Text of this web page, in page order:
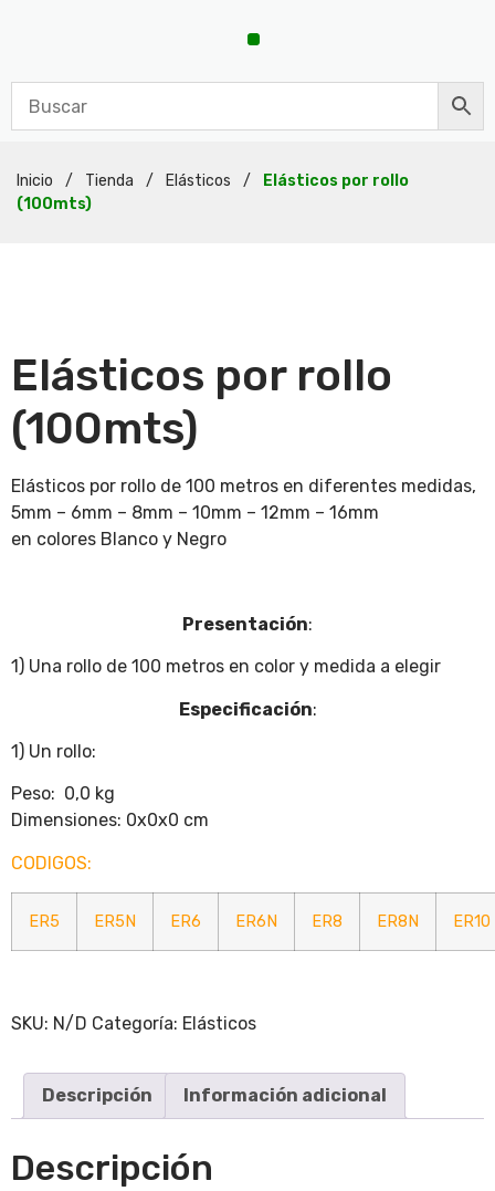
Inicio / Tienda / Elásticos /
Elásticos por rollo
(100mts)
Elásticos por rollo
(100mts)
Elásticos por rollo de 100 metros en diferentes medidas,
5mm – 6mm – 8mm – 10mm – 12mm – 16mm
en colores Blanco y Negro
Presentación:
1) Una rollo de 100 metros en color y medida a elegir
Especificación:
1) Un rollo:
Peso: 0,0 kg
Dimensiones: 0x0x0 cm
CODIGOS:
ER5 ER5N ER6 ER6N ER8 ER8N ER10
SKU: N/D Categoría: Elásticos
Descripción Información adicional
Descripción